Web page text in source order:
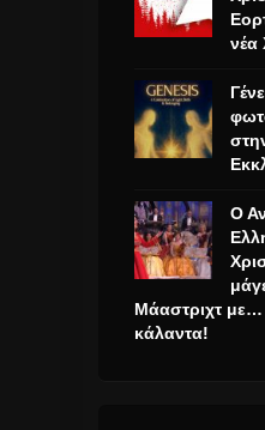
νέα
Ο
Μάαστριχτ με…
κάλαντα!